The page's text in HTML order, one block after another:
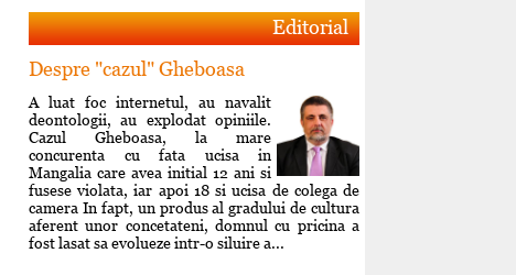
Editorial
Despre "cazul" Gheboasa
A luat foc internetul, au navalit
deontologii, au explodat opiniile.
Cazul Gheboasa, la mare
concurenta cu fata ucisa in
Mangalia care avea initial 12 ani si
fusese violata, iar apoi 18 si ucisa de colega de
camera In fapt, un produs al gradului de cultura
aferent unor concetateni, domnul cu pricina a
fost lasat sa evolueze intr-o siluire a...